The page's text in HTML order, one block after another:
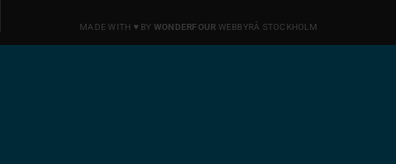
MADE WITH ♥ BY WONDERFOUR WEBBYRÅ STOCKHOLM